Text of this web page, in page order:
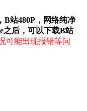
B站480P，网络纯净
之后，可以下载B站
可能出现报错等问